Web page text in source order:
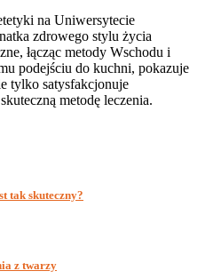
na Uniwersytecie
zdrowego stylu życia
łącząc metody Wschodu i
podejściu do kuchni, pokazuje
tylko satysfakcjonuje
metodę leczenia.
tak skuteczny?
z twarzy